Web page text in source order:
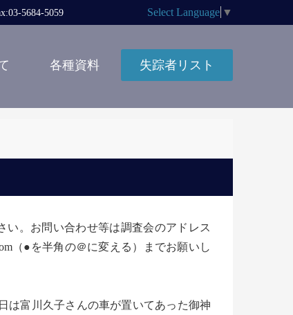
5684-5059 Select Language ▼
各種資料 失踪者リスト
い。お問い合わせ等は調査会のアドレス
（●を半角の＠に変える）までお願いし
富川久子さんの車が置いてあった御神